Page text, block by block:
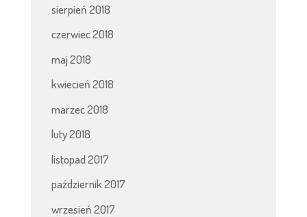
sierpień 2018
czerwiec 2018
maj 2018
kwiecień 2018
marzec 2018
luty 2018
listopad 2017
październik 2017
wrzesień 2017